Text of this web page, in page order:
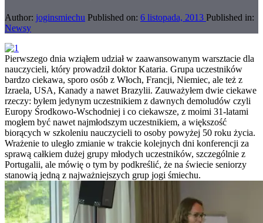
Author: joginsmiechu Published on: 6 listopada, 2013 Published in:
Newsy
Pierwszego dnia wziąłem udział w zaawansowanym warsztacie dla
nauczycieli, który prowadził doktor Kataria. Grupa uczestników
bardzo ciekawa, sporo osób z Włoch, Francji, Niemiec, ale też z
Izraela, USA, Kanady a nawet Brazylii. Zauważyłem dwie ciekawe
rzeczy: byłem jedynym uczestnikiem z dawnych demoludów czyli
Europy Środkowo-Wschodniej i co ciekawsze, z moimi 31-latami
mogłem być nawet najmłodszym uczestnikiem, a większość
biorących w szkoleniu nauczycieli to osoby powyżej 50 roku życia.
Wrażenie to uległo zmianie w trakcie kolejnych dni konferencji za
sprawą całkiem dużej grupy młodych uczestników, szczególnie z
Portugalii, ale mówię o tym by podkreślić, że na świecie seniorzy
stanowią jedną z najważniejszych grup jogi śmiechu.